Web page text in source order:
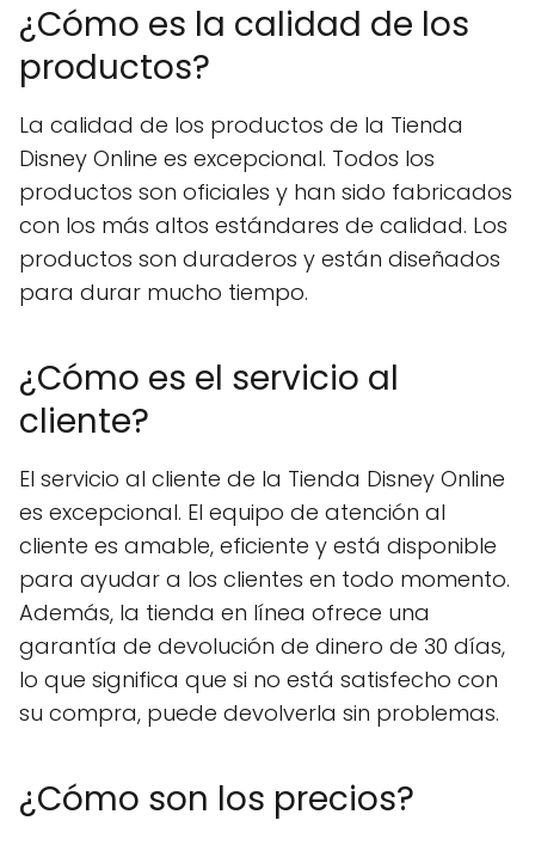
¿Cómo es la calidad de los
productos?
La calidad de los productos de la Tienda
Disney Online es excepcional. Todos los
productos son oficiales y han sido fabricados
con los más altos estándares de calidad. Los
productos son duraderos y están diseñados
para durar mucho tiempo.
¿Cómo es el servicio al
cliente?
El servicio al cliente de la Tienda Disney Online
es excepcional. El equipo de atención al
cliente es amable, eficiente y está disponible
para ayudar a los clientes en todo momento.
Además, la tienda en línea ofrece una
garantía de devolución de dinero de 30 días,
lo que significa que si no está satisfecho con
su compra, puede devolverla sin problemas.
¿Cómo son los precios?